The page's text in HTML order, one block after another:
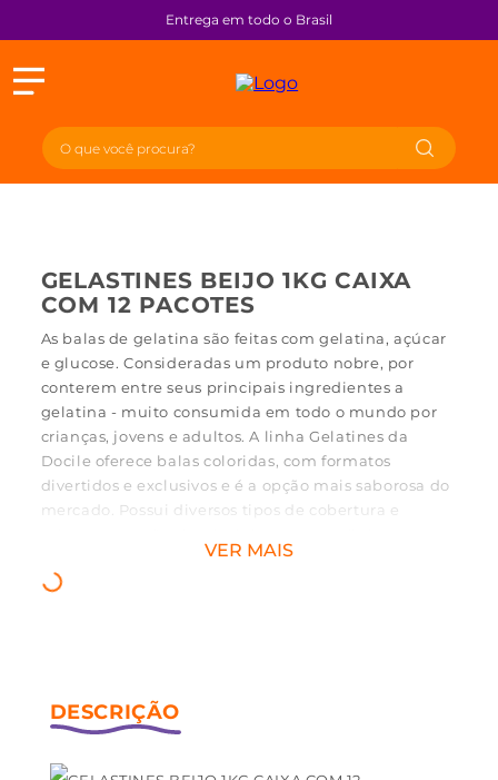
Entrega em todo o Brasil
GELASTINES BEIJO 1KG CAIXA
COM 12 PACOTES
As balas de gelatina são feitas com gelatina, açúcar
e glucose. Consideradas um produto nobre, por
conterem entre seus principais ingredientes a
gelatina - muito consumida em todo o mundo por
crianças, jovens e adultos. A linha Gelatines da
Docile oferece balas coloridas, com formatos
divertidos e exclusivos e é a opção mais saborosa do
mercado. Possui diversos tipos de cobertura e
Oferecem um momento mágico ao paladar e uma
nova descoberta para os sentidos com suas texturas
VER MAIS